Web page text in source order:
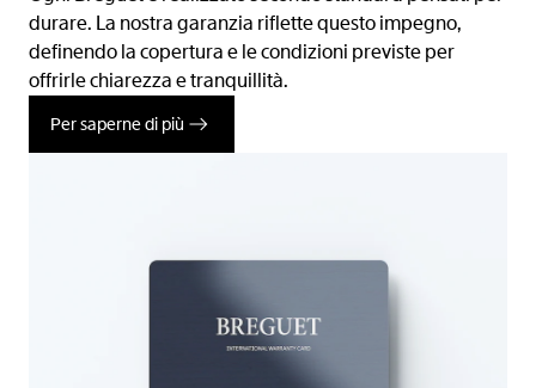
durare. La nostra garanzia riflette questo impegno,
definendo la copertura e le condizioni previste per
offrirle chiarezza e tranquillità.
Per saperne di più